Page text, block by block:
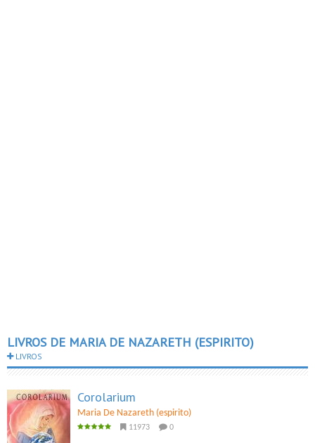
LIVROS DE MARIA DE NAZARETH (ESPIRITO)
LIVROS
Corolarium
Maria De Nazareth (espirito)
11973 0